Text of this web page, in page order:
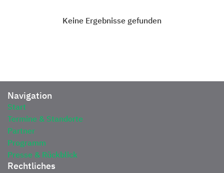
Keine Ergebnisse gefunden
Navigation
Start
Termine & Standorte
Partner
Programm
Presse & Rückblick
Rechtliches